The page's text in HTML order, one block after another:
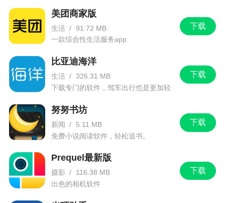
小编评价
有了英大金点，用户足不出户即可办理多项业务
2、英大金点是英大证券精心打造的一站式移动
股票交易、融资融券交易、上海期权和股转交易等
功能，，让您投资更轻松
更新日志
优化部分细节，提高体验。
下载
美团商家版
生活 / 91.72 MB
一款综合性生活服务app
下载
比亚迪海洋
生活 / 326.31 MB
下载专门的软件，驾车出行也是更加轻
下载
努努书坊
新闻 /
5.11 MB
免费小说阅读软件，轻松追书。
下载
Prequel最新版
摄影 /
116.38 MB
出色的相机软件